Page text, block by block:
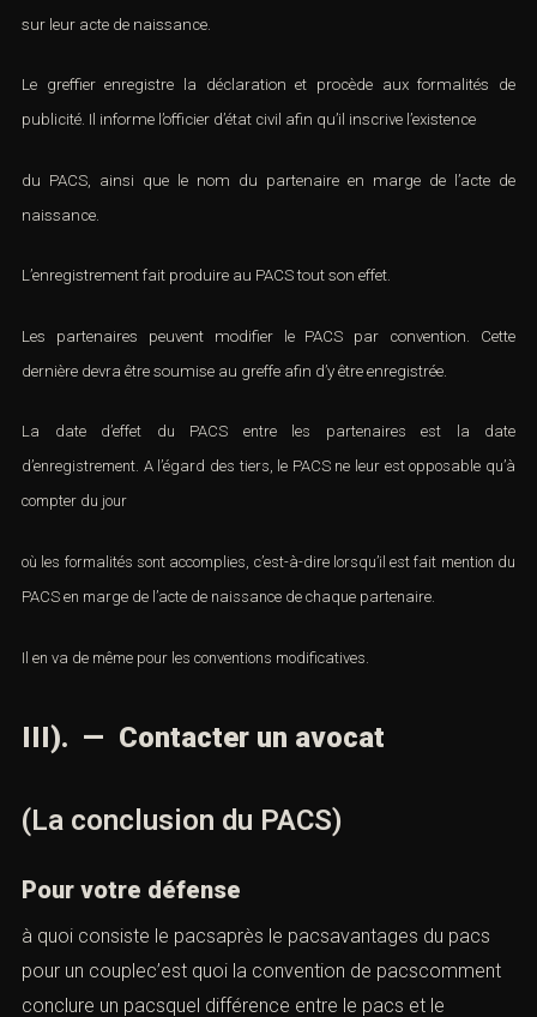
sur leur acte de naissance.
Le greffier enregistre la déclaration et procède aux formalités de
publicité. Il informe l’officier d’état civil afin qu’il inscrive l’existence
du PACS, ainsi que le nom du partenaire en marge de l’acte de
naissance.
L’enregistrement fait produire au PACS tout son effet.
Les partenaires peuvent modifier le PACS par convention. Cette
dernière devra être soumise au greffe afin d’y être enregistrée.
La date d’effet du PACS entre les partenaires est la date
d’enregistrement. A l’égard des tiers, le PACS ne leur est opposable qu’à
compter du jour
où les formalités sont accomplies, c’est-à-dire lorsqu’il est fait mention du
PACS en marge de l’acte de naissance de chaque partenaire.
Il en va de même pour les conventions modificatives.
III). — Contacter un avocat
(La conclusion du PACS)
Pour votre défense
à quoi consiste le pacsaprès le pacsavantages du pacs
pour un couplec’est quoi la convention de pacscomment
conclure un pacsquel différence entre le pacs et le